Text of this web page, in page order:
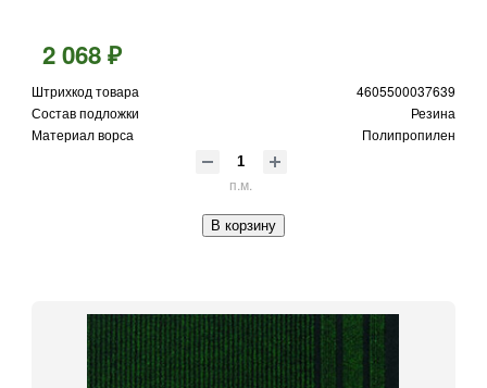
2 068 ₽
Штрихкод товара
4605500037639
Состав подложки
Резина
Материал ворса
Полипропилен
п.м.
В корзину